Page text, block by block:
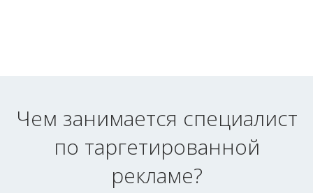
Чем занимается специалист
по таргетированной
рекламе?